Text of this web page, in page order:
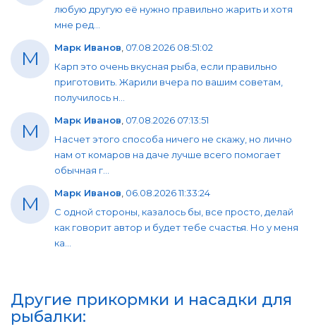
любую другую её нужно правильно жарить и хотя
мне ред...
М Марк Иванов 07.08.2026 08:51:02
Карп это очень вкусная рыба, если правильно
приготовить. Жарили вчера по вашим советам,
получилось н...
М Марк Иванов 07.08.2026 07:13:51
Насчет этого способа ничего не скажу, но лично
нам от комаров на даче лучше всего помогает
обычная г...
М Марк Иванов 06.08.2026 11:33:24
С одной стороны, казалось бы, все просто, делай
как говорит автор и будет тебе счастья. Но у меня
ка...
Другие прикормки и насадки для
рыбалки: